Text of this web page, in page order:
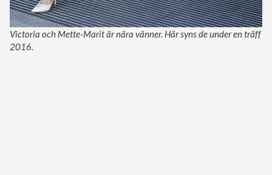
Victoria och Mette-Marit är nära vänner. Här syns de under en träff
2016.